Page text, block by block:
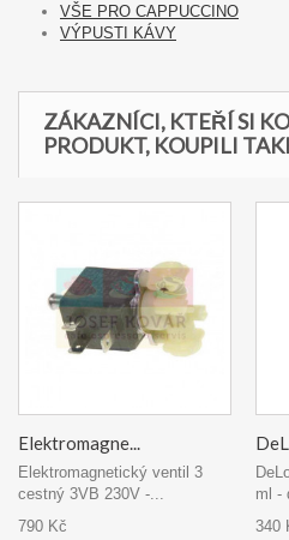
VŠE PRO CAPPUCCINO
VÝPUSTI KÁVY
ZÁKAZNÍCI, KTEŘÍ SI
PRODUKT, KOUPILI
Elektromagne...
Elektromagnetický ventil 3
cestný 3VB 230V -...
790 Kč
ml -
340